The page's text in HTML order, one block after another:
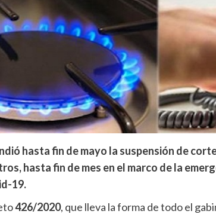
hasta fin de mayo la suspensión de
hasta fin de mes en el marco de la
19.
426/2020, que lleva la forma de todo el